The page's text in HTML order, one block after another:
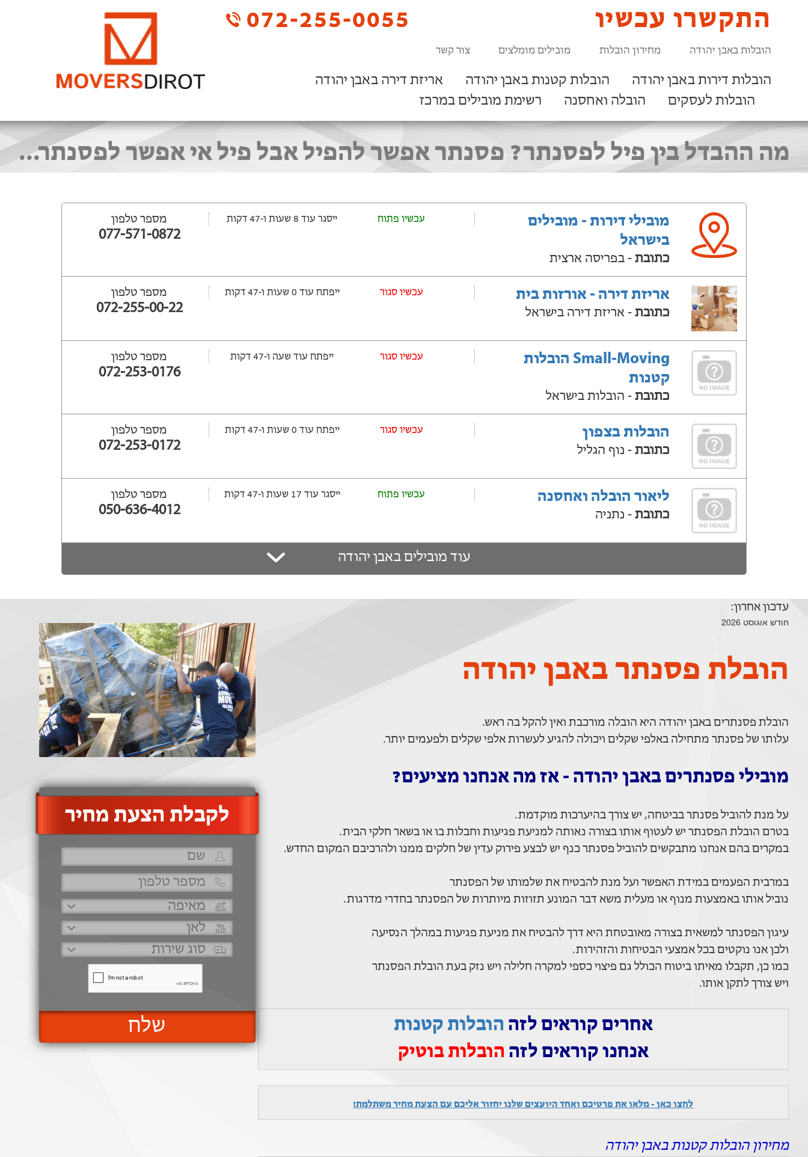
072-255-0055 התקשרו עכשיו
הובלות באבן יהודה מחירון הובלות מובילים מומלצים צור קשר
הובלות דירות באבן יהודה הובלות קטנות באבן יהודה
אריזת דירה באבן יהודה
הובלות לעסקים
הובלה ואחסנה רשימת מובילים במרכז
מה ההבדל בין פיל לפסנתר? פסנתר אפשר להפיל אבל פיל אי אפשר לפסנתר...
מובילי דירות - מובילים
בישראל
כתובת - בפריסה ארצית
עכשיו פתוח ייסגר עוד 8 שעות ‫ו-47 דקות מספר טלפון
077-571-0872
אריזת דירה - אורזות בית
כתובת - אריזת דירה בישראל
‫עכשיו סגור ייפתח עוד 0 שעות ‫ו-47 דקות מספר טלפון
072-255-00-22
Small-Moving הובלות
קטנות
כתובת - הובלות בישראל
‫עכשיו סגור ייפתח עוד שעה ‫ו-47 דקות מספר טלפון
072-253-0176
הובלות בצפון
כתובת - נוף הגליל
‫עכשיו סגור ייפתח עוד 0 שעות ‫ו-47 דקות מספר טלפון
072-253-0172
ליאור הובלה ואחסנה
כתובת - נתניה
עכשיו פתוח ייסגר עוד 17 שעות ‫ו-47 דקות מספר טלפון
050-636-4012
עוד מובילים באבן יהודה
עדכון אחרון:
חודש אוגוסט 2026
הובלת פסנתר באבן יהודה
הובלת פסנתרים באבן יהודה היא הובלה מורכבת ואין להקל בה ראש.
עלותו של פסנתר מתחילה באלפי שקלים ויכולה להגיע לעשרות אלפי שקלים ולפעמים יותר.
מובילי פסנתרים באבן יהודה - אז מה אנחנו מציעים?
על מנת להוביל פסנתר בביטחה, יש צורך בהיערכות מוקדמת.
בטרם הובלת הפסנתר יש לעטוף אותו בצורה נאותה למניעת פגיעות וחבלות בו או בשאר חלקי הבית.
במקרים בהם אנחנו מתבקשים להוביל פסנתר כנף יש לבצע פירוק עדין של חלקים ממנו ולהרכיבם המקום החדש.
במרבית הפעמים במידת האפשר ועל מנת להבטיח את שלמותו של הפסנתר
נוביל אותו באמצעות מנוף או מעלית משא דבר המונע תזוזות מיותרות של הפסנתר בחדרי מדרגות.
עיגון הפסנתר למשאית בצורה מאובטחת היא דרך להבטיח את מניעת פגיעות במהלך הנסיעה
ולכן אנו נוקטים בכל אמצעי הבטיחות והזהירות.
כמו כן, תקבלו מאיתו ביטוח הכולל גם פיצוי כספי למקרה חלילה ויש נזק בעת הובלת הפסנתר
ויש צורך לתקן אותו.
אחרים קוראים לזה הובלות קטנות
אנחנו קוראים לזה הובלות בוטיק
לחצו כאן - מלאו את פרטיכם ואחד היועצים שלנו יחזור אליכם עם הצעת מחיר משתלמת!
מחירון הובלות קטנות באבן יהודה
‫לקבלת הצעת מחיר
שלח